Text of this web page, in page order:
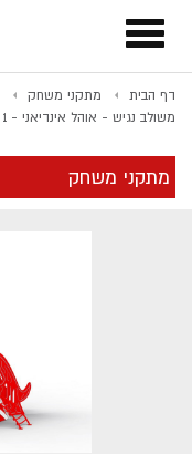
Toggle
navigation
דף הבית מתקני משחק
משולב נגיש - אוהל אינדיאני - 1 מגדל
מתקני משחק